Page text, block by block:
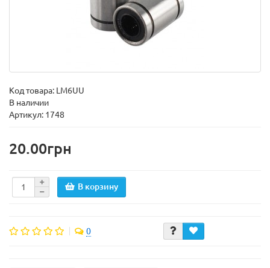
Код товара: LM6UU
В наличии
Артикул: 1748
20.00грн
В корзину
0